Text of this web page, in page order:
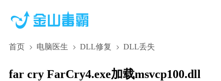
首页 电脑医生 DLL修复 DLL丢失
far cry FarCry4.exe加载msvcp100.dll